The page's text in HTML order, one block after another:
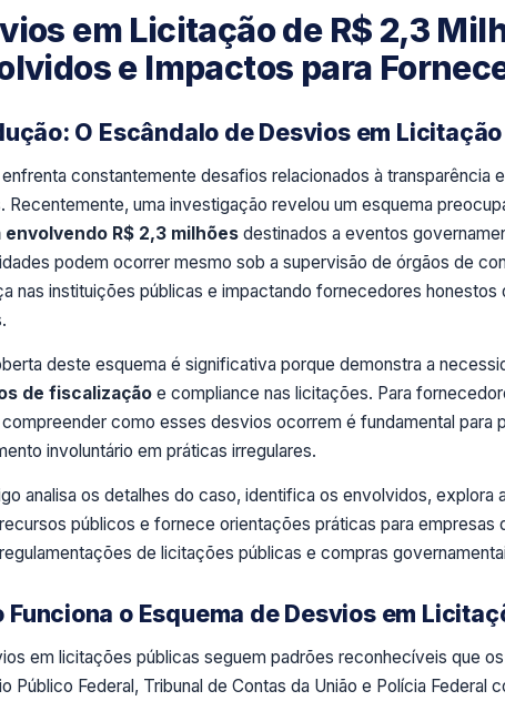
em Licitação de R$ 2,3
e Impactos para
O Escândalo de Desvios em
constantemente desafios relacionados à transparência
Recentemente, uma investigação revelou um esquema
envolvendo R$ 2,3 milhões destinados a eventos
podem ocorrer mesmo sob a supervisão de órgãos de
nas instituições públicas e impactando fornecedores
deste esquema é significativa porque demonstra a
de fiscalização e compliance nas licitações. Para
como esses desvios ocorrem é fundamental para
involuntário em práticas irregulares.
analisa os detalhes do caso, identifica os envolvidos, explora
públicos e fornece orientações práticas para empresas
de licitações públicas e compras
Funciona o Esquema de Desvios em
em licitações públicas seguem padrões reconhecíveis que
Público Federal, Tribunal de Contas da União e Polícia Federal